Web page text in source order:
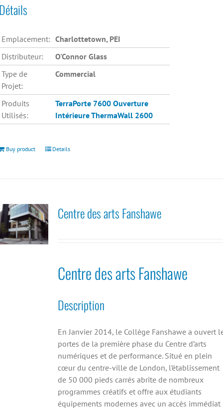
Emplacement: Charlottetown, PEI
Distributeur:
O'Connor Glass
Type de
Projet:
Commercial
Produits
Utilisés:
TerraPorte 7600 Ouverture
IntérieureThermaWall 2600
Buy product Details
Centre des arts Fanshawe
Centre des arts Fanshawe
Description
En Janvier 2014, le Collège Fanshawe a ouvert
portes de la première phase du Centre d’arts
numériques et de performance. Situé en plein
cœur du centre-ville de London, l’établissement
de 50 000 pieds carrés abrite de nombreux
programmes créatifs et offre aux étudiants
équipements modernes avec un accès immédiat